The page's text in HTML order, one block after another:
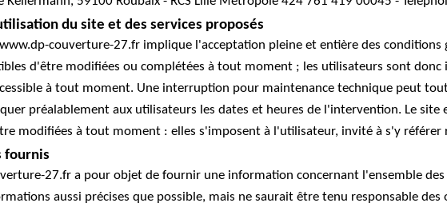
du site et des services proposés
couverture-27.fr implique l'acceptation pleine et entière des conditions
d'être modifiées ou complétées à tout moment ; les utilisateurs sont
à tout moment. Une interruption pour maintenance technique peut
préalablement aux utilisateurs les dates et heures de l'intervention. Le site
modifiées à tout moment : elles s'imposent à l'utilisateur, invité à s'y référer
fournis
27.fr a pour objet de fournir une information concernant l'ensemble des
aussi précises que possible, mais ne saurait être tenu responsable des